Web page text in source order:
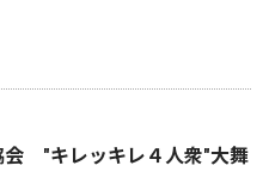
会 "キレッキレ４人衆"大舞